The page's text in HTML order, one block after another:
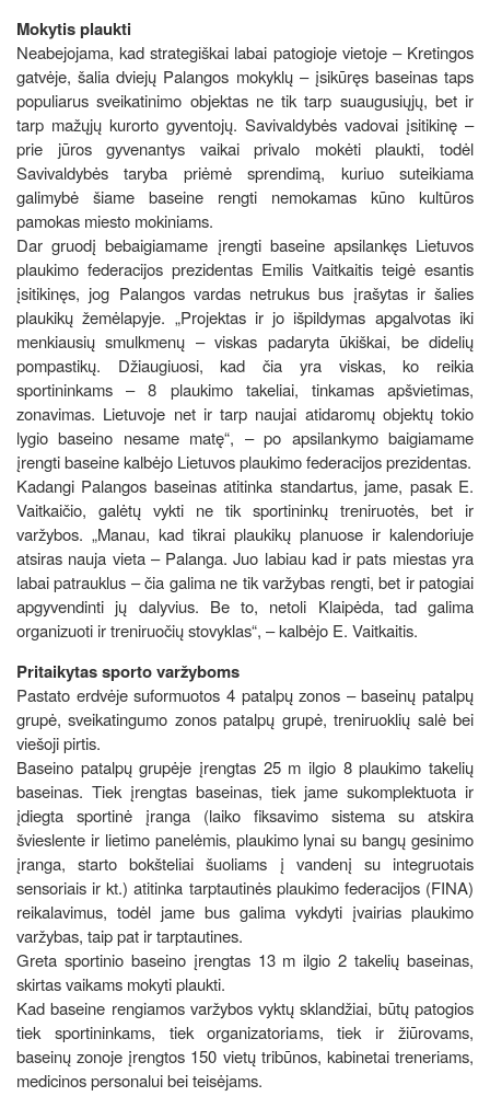
Mokytis plaukti
Neabejojama, kad strategiškai labai patogioje vietoje – Kretingos
gatvėje, šalia dviejų Palangos mokyklų – įsikūręs baseinas taps
populiarus sveikatinimo objektas ne tik tarp suaugusiųjų, bet ir
tarp mažųjų kurorto gyventojų. Savivaldybės vadovai įsitikinę –
prie jūros gyvenantys vaikai privalo mokėti plaukti, todėl
Savivaldybės taryba priėmė sprendimą, kuriuo suteikiama
galimybė šiame baseine rengti nemokamas kūno kultūros
pamokas miesto mokiniams.
Dar gruodį bebaigiamame įrengti baseine apsilankęs Lietuvos
plaukimo federacijos prezidentas Emilis Vaitkaitis teigė esantis
įsitikinęs, jog Palangos vardas netrukus bus įrašytas ir šalies
plaukikų žemėlapyje. „Projektas ir jo išpildymas apgalvotas iki
menkiausių smulkmenų – viskas padaryta ūkiškai, be didelių
pompastikų. Džiaugiuosi, kad čia yra viskas, ko reikia
sportininkams – 8 plaukimo takeliai, tinkamas apšvietimas,
zonavimas. Lietuvoje net ir tarp naujai atidaromų objektų tokio
lygio baseino nesame matę“, – po apsilankymo baigiamame
įrengti baseine kalbėjo Lietuvos plaukimo federacijos prezidentas.
Kadangi Palangos baseinas atitinka standartus, jame, pasak E.
Vaitkaičio, galėtų vykti ne tik sportininkų treniruotės, bet ir
varžybos. „Manau, kad tikrai plaukikų planuose ir kalendoriuje
atsiras nauja vieta – Palanga. Juo labiau kad ir pats miestas yra
labai patrauklus – čia galima ne tik varžybas rengti, bet ir patogiai
apgyvendinti jų dalyvius. Be to, netoli Klaipėda, tad galima
organizuoti ir treniruočių stovyklas“, – kalbėjo E. Vaitkaitis.
Pritaikytas sporto varžyboms
Pastato erdvėje suformuotos 4 patalpų zonos – baseinų patalpų
grupė, sveikatingumo zonos patalpų grupė, treniruoklių salė bei
viešoji pirtis.
Baseino patalpų grupėje įrengtas 25 m ilgio 8 plaukimo takelių
baseinas. Tiek įrengtas baseinas, tiek jame sukomplektuota ir
įdiegta sportinė įranga (laiko fiksavimo sistema su atskira
švieslente ir lietimo panelėmis, plaukimo lynai su bangų gesinimo
įranga, starto bokšteliai šuoliams į vandenį su integruotais
sensoriais ir kt.) atitinka tarptautinės plaukimo federacijos (FINA)
reikalavimus, todėl jame bus galima vykdyti įvairias plaukimo
varžybas, taip pat ir tarptautines.
Greta sportinio baseino įrengtas 13 m ilgio 2 takelių baseinas,
skirtas vaikams mokyti plaukti.
Kad baseine rengiamos varžybos vyktų sklandžiai, būtų patogios
tiek sportininkams, tiek organizatoriams, tiek ir žiūrovams,
baseinų zonoje įrengtos 150 vietų tribūnos, kabinetai treneriams,
medicinos personalui bei teisėjams.